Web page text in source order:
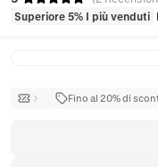
Superiore 5% I più venduti
Fino al 20% di